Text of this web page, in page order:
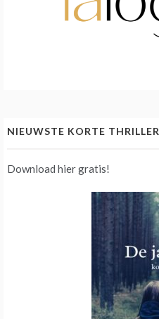
NIEUWSTE KORTE THRILLER
Download hier gratis!